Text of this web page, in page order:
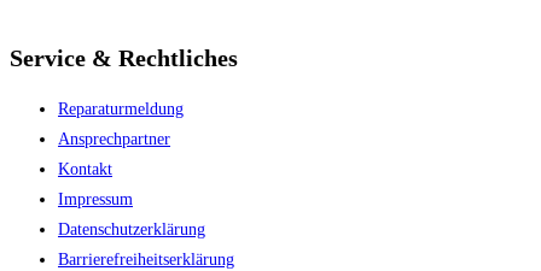
Service & Rechtliches
Reparaturmeldung
Ansprechpartner
Kontakt
Impressum
Datenschutzerklärung
Barriere­freiheitserklärung